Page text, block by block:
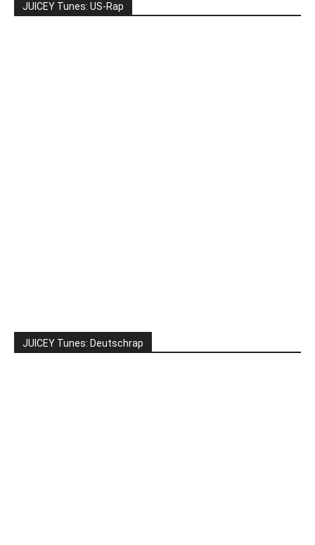
JUICEY Tunes: US-Rap
JUICEY Tunes: Deutschrap